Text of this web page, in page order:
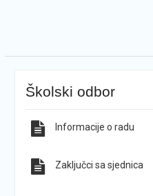
Školski odbor
Informacije o radu
Zaključci sa sjednica